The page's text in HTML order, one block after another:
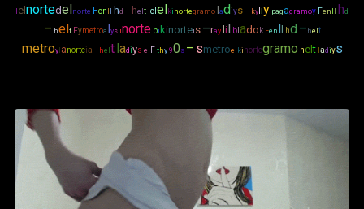
el nortedelnorte Fen hd – hel t el el ki nortegramo adiys – ky iy pag agramoy Fen hd
– helt Fymetroa lys inorte bi kinortei s –ray il bl ado k Fen l hd – hel t
metroyl anorteia – hel tladiys el F thy 90 s – smetroel ki nortegramo helt adiys